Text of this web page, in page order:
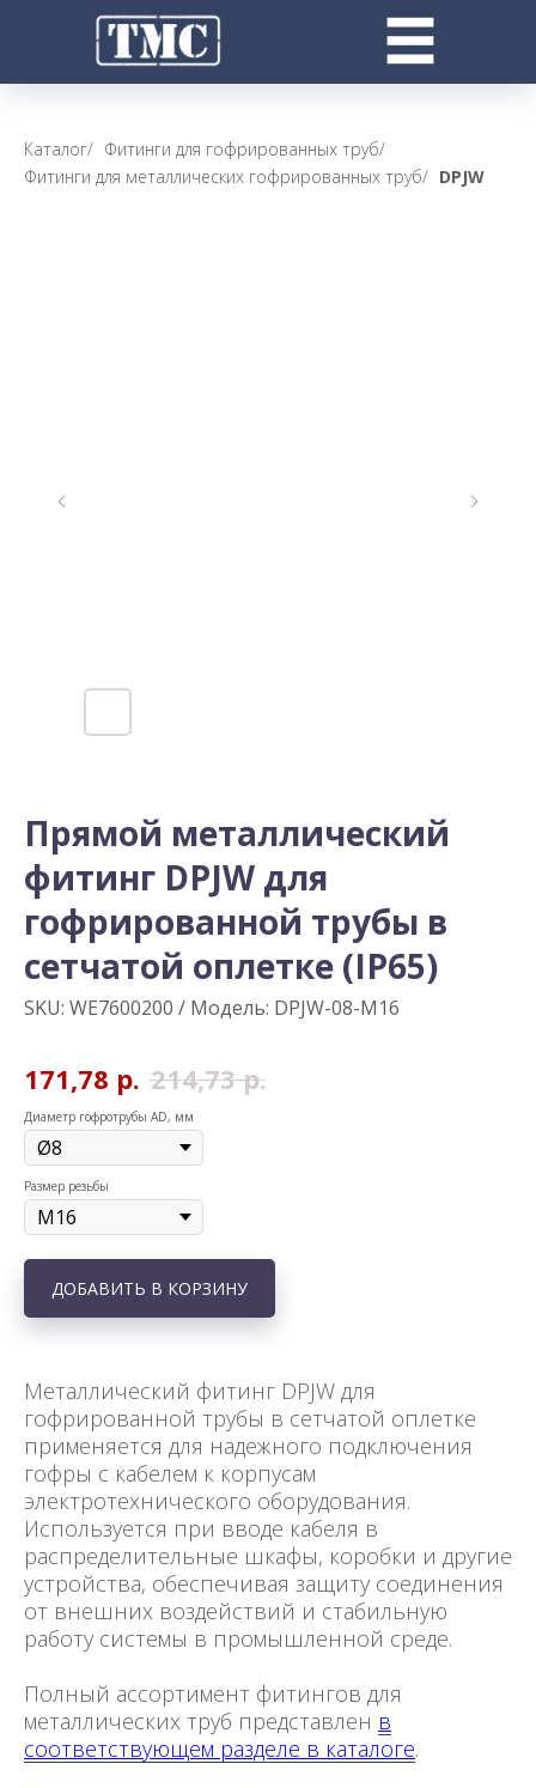
Каталог/ Фитинги для гофрированных труб/
Фитинги для металлических гофрированных труб/ DPJW
Прямой металлический
фитинг DPJW для
гофрированной трубы в
сетчатой оплетке (IP65)
SKU: WE7600200 / Модель: DPJW-08-M16
171,78 р. 214,73 р.
Диаметр гофротрубы AD, мм
Размер резьбы
ДОБАВИТЬ В КОРЗИНУ
Металлический фитинг DPJW для
гофрированной трубы в сетчатой оплетке
применяется для надежного подключения
гофры с кабелем к корпусам
электротехнического оборудования.
Используется при вводе кабеля в
распределительные шкафы, коробки и другие
устройства, обеспечивая защиту соединения
от внешних воздействий и стабильную
работу системы в промышленной среде.
Полный ассортимент фитингов для
металлических труб представлен в
соответствующем разделе в каталоге.